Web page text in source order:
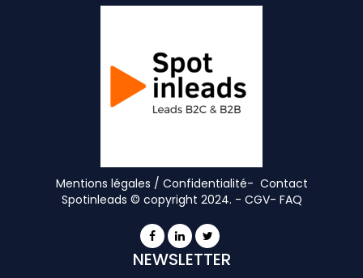
Mentions légales / Confidentialité- Contact
Spotinleads © copyright 2024. - CGV- FAQ
NEWSLETTER